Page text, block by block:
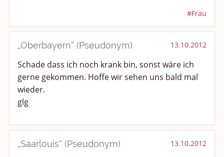
#Frau
„Oberbayern“ (Pseudonym) 13.10.2012
Schade dass ich noch krank bin, sonst wäre ich
gerne gekommen. Hoffe wir sehen uns bald mal
wieder.
glg
„Saarlouis“ (Pseudonym) 13.10.2012